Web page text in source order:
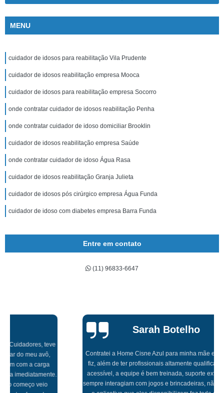
MENU
cuidador de idosos para reabilitação Vila Prudente
cuidador de idosos reabilitação empresa Mooca
cuidador de idosos para reabilitação empresa Socorro
onde contratar cuidador de idosos reabilitação Penha
onde contratar cuidador de idoso domiciliar Brooklin
cuidador de idosos reabilitação empresa Saúde
onde contratar cuidador de idoso Água Rasa
cuidador de idosos reabilitação Granja Julieta
cuidador de idosos pós cirúrgico empresa Água Funda
cuidador de idoso com diabetes empresa Barra Funda
Entre em contato
(11) 96833-6647
Sarah Botelho
Contratei a Home Cisne Azul para minha mãe e foi a melhor escolha que
fiz, além de ter profissionais altamente qualificados, tem um valor muito
acessível, a equipe é bem treinada, suporte extraordinário, profissionais
sempre interagiam com jogos e brincadeiras, não me preocupei com nada,